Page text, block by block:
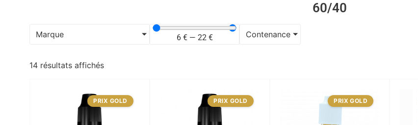
60/40
Marque 6 €— 22 € Contenance
14 résultats affichés
PRIX GOLD PRIX GOLD PRIX GOLD